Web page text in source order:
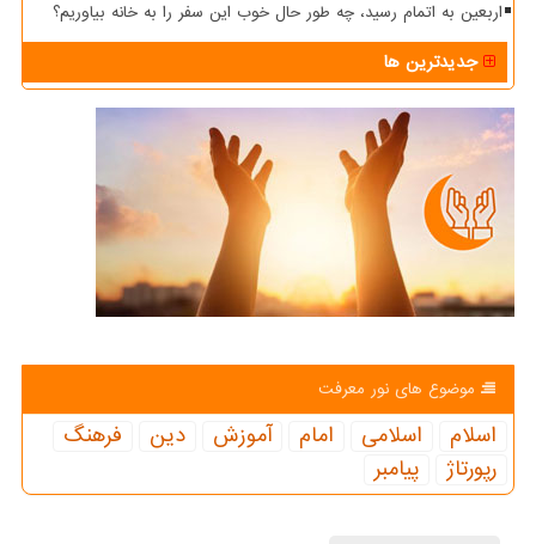
اربعین به اتمام رسید، چه طور حال خوب این سفر را به خانه بیاوریم؟
جدیدترین ها
موضوع های نور معرفت
اسلام اسلامی امام آموزش دین
فرهنگ
رپورتاژ
پیامبر